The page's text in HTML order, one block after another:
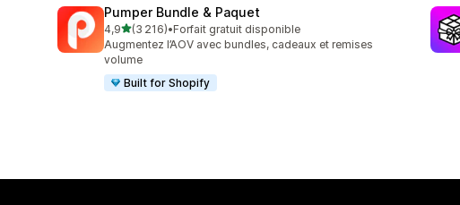
Pumper Bundle & Paquet
4,9étoile(s) sur 5
(3 216)
3216 avis au total
•Forfait gratuit disponible
Augmentez l’AOV avec bundles, cadeaux et remises
volume
Built for Shopify